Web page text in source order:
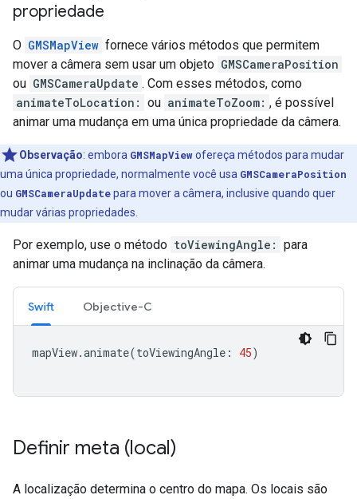
propriedade
O GMSMapView fornece vários métodos que permitem
mover a câmera sem usar um objeto GMSCameraPosition
ou GMSCameraUpdate . Com esses métodos, como
animateToLocation: ou animateToZoom: , é possível
animar uma mudança em uma única propriedade da câmera.
Observação: embora GMSMapViewofereça métodos para mudar
uma única propriedade, normalmente você usa GMSCameraPosition
ou GMSCameraUpdatepara mover a câmera, inclusive quando quer
mudar várias propriedades.
Por exemplo, use o método toViewingAngle: para
animar uma mudança na inclinação da câmera.
Swift Objective-C
mapView.animate(toViewingAngle : 45)
Definir meta (local)
A localização determina o centro do mapa. Os locais são